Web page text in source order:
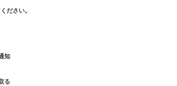
ださい。
知
る